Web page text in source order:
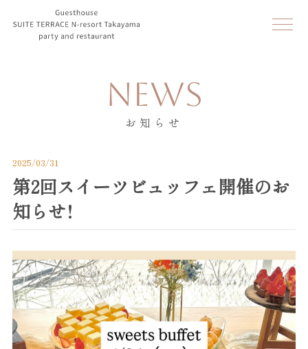
NEWS
お知らせ
2025/03/31
第2回スイーツビュッフェ開催のお
知らせ！